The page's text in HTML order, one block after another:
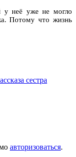
у неё уже не могло
Потому что жизнь
сестра
авторизоваться.